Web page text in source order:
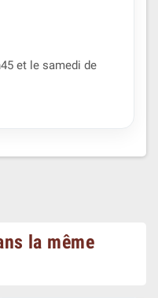
et le samedi de
la même